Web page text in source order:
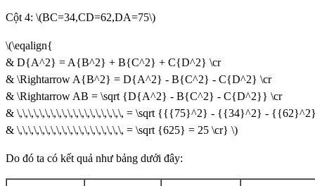
Cột 4: \(BC=34,CD=62,DA=75\)
\(\eqalign{
& D{A^2} = A{B^2} + B{C^2} + C{D^2} \cr
& \Rightarrow A{B^2} = D{A^2} - B{C^2} - C{D^2} \cr
& \Rightarrow AB = \sqrt {D{A^2} - B{C^2} - C{D^2}} \cr
& \,\,\,\,\,\,\,\,\,\,\,\,\,\,\,\,\,\,\, = \sqrt {{{75}^2} - {{34}^2} -
& \,\,\,\,\,\,\,\,\,\,\,\,\,\,\,\,\,\,\, = \sqrt {625} = 25 \cr} \)
Do đó ta có kết quả như bảng dưới đây: